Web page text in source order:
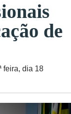
de
feira, dia 18